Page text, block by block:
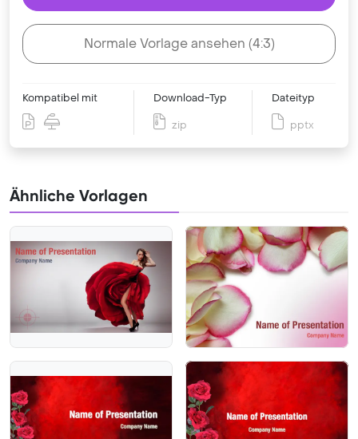
Normale Vorlage ansehen (4:3)
Kompatibel mit Download-Typ
zip
Dateityp
pptx
Ähnliche Vorlagen